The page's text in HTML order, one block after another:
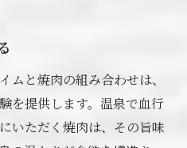
る理由
スポットとは
焼肉の魅力
スと焼肉の関係
ムと焼肉の組み合わせは、
を提供します。温泉で血行
いただく焼肉は、その旨味